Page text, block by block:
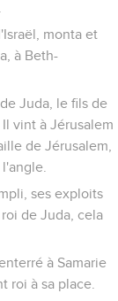
monta et
à Beth-
Juda, le fils de
vint à Jérusalem
de Jérusalem,
ses exploits
de Juda, cela
à Samarie
roi à sa place.